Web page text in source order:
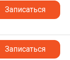
Записаться
Записаться